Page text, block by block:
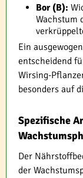
Bor (B):
Wachstum
Ein
entscheidend
Wirsing-
besonders auf
Spezifische
Der
der